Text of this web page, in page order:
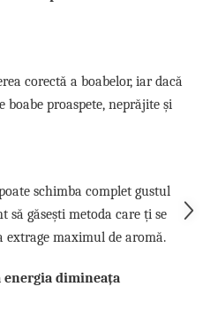
corectă a boabelor, iar dacă
boabe proaspete, neprăjite și
schimba complet gustul
să găsești metoda care ți se
extrage maximul de aromă.
dimineața